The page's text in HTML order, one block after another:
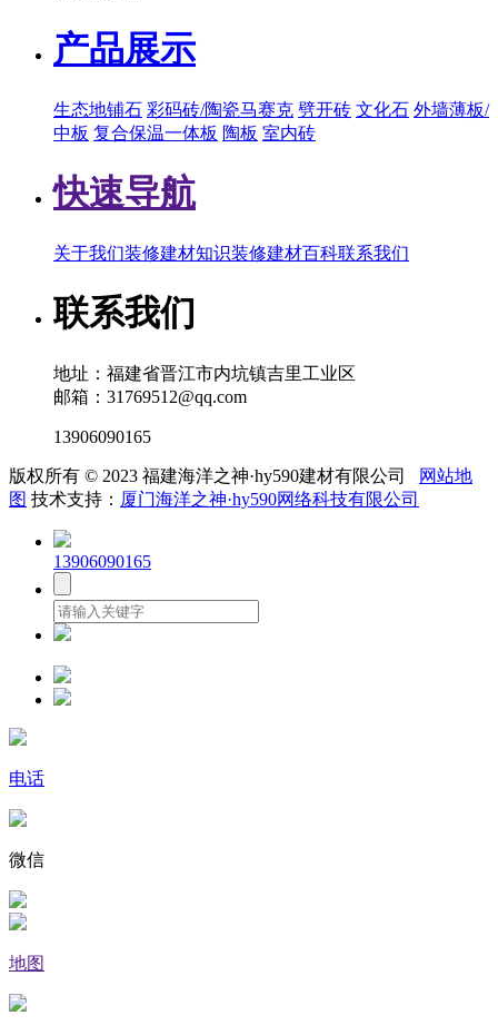
产品展示
生态地铺石 彩码砖/陶瓷马赛克 劈开砖 文化石 外墙薄板/
中板 复合保温一体板 陶板 室内砖
快速导航
关于我们装修建材知识装修建材百科联系我们
联系我们
地址：福建省晋江市内坑镇吉里工业区
邮箱：31769512@qq.com
13906090165
版权所有 © 2023 福建海洋之神·hy590建材有限公司
网站地
图 技术支持： 厦门海洋之神·hy590网络科技有限公司
13906090165
电话
微信
地图